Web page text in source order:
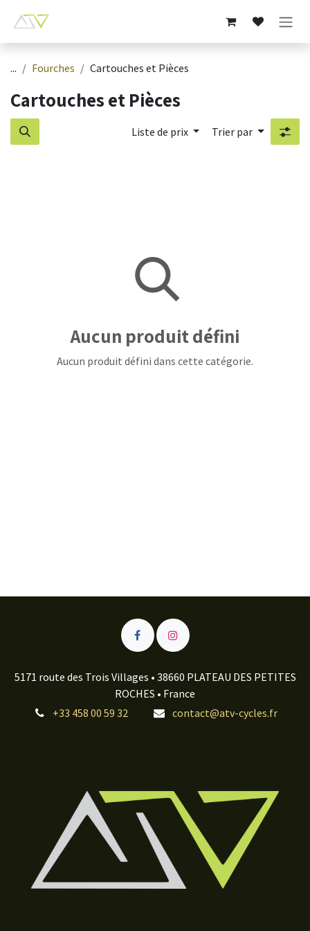
... Fourches Cartouches et Pièces
Cartouches et Pièces
Liste de prix Trier par
Aucun produit défini
Aucun produit défini dans cette catégorie.
5171 route des Trois Villages • 38660 PLATEAU DES PETITES
ROCHES • France
+33 458 00 59 32
contact@atv-cycles.fr